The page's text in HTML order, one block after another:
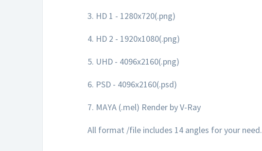
3. HD 1 - 1280x720(.png)
4. HD 2 - 1920x1080(.png)
5. UHD - 4096x2160(.png)
6. PSD - 4096x2160(.psd)
7. MAYA (.mel) Render by V-Ray
All format /file includes 14 angles for your need.